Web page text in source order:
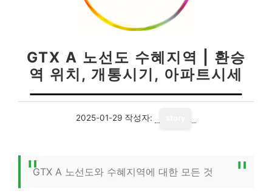
GTX A 노선도 수혜지역 | 환승
역 위치, 개통시기, 아파트시세
2025-01-29 작성자:
GTX A 노선도와 수혜지역에 대한 모든 것